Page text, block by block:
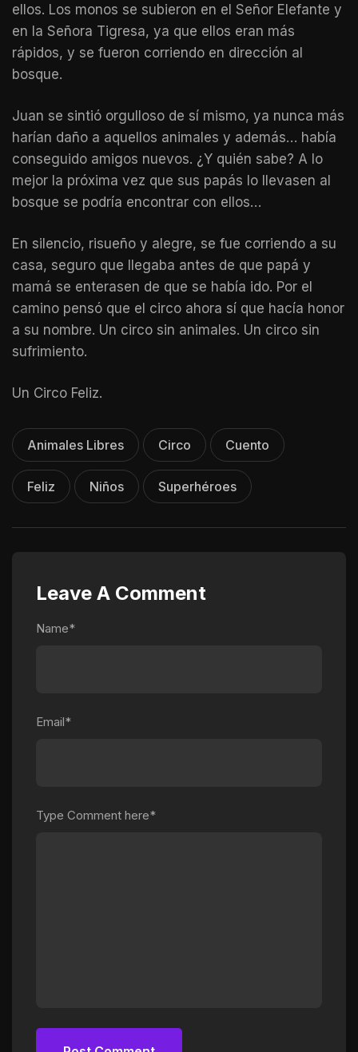
ellos. Los monos se subieron en el Señor Elefante y
en la Señora Tigresa, ya que ellos eran más
rápidos, y se fueron corriendo en dirección al
bosque.
Juan se sintió orgulloso de sí mismo, ya nunca más
harían daño a aquellos animales y además… había
conseguido amigos nuevos. ¿Y quién sabe? A lo
mejor la próxima vez que sus papás lo llevasen al
bosque se podría encontrar con ellos…
En silencio, risueño y alegre, se fue corriendo a su
casa, seguro que llegaba antes de que papá y
mamá se enterasen de que se había ido. Por el
camino pensó que el circo ahora sí que hacía honor
a su nombre. Un circo sin animales. Un circo sin
sufrimiento.
Un Circo Feliz.
Animales Libres Circo Cuento
Feliz Niños Superhéroes
Leave A Comment
Name*
Email*
Type Comment here*